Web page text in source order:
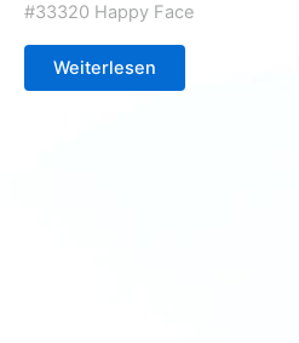
#33320 Happy Face
Weiterlesen